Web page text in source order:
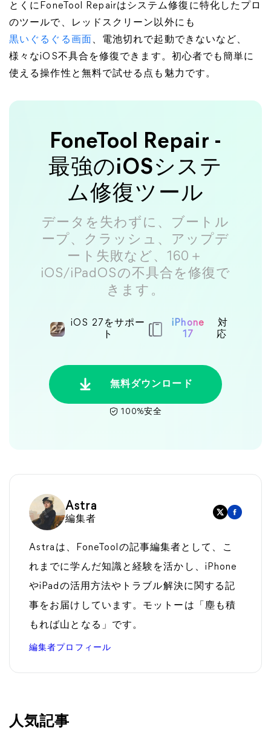
とくにFoneTool Repairはシステム修復に特化したプロ
のツールで、レッドスクリーン以外にも
黒いぐるぐる画面 、電池切れで起動できないなど、
様々なiOS不具合を修復できます。初心者でも簡単に
使える操作性と無料で試せる点も魅力です。
FoneTool Repair -
最強のiOSシステ
ム修復ツール
データを失わずに、ブートル
ープ、クラッシュ、アップデ
ート失敗など、160＋
iOS/iPadOSの不具合を修復で
きます。
iOS 27をサポー
ト
iPhone
17
対
応
無料ダウンロード
100%安全
Astra
編集者
Astraは、FoneToolの記事編集者として、こ
れまでに学んだ知識と経験を活かし、iPhone
やiPadの活用方法やトラブル解決に関する記
事をお届けしています。モットーは「塵も積
もれば山となる」です。
編集者プロフィール
人気記事